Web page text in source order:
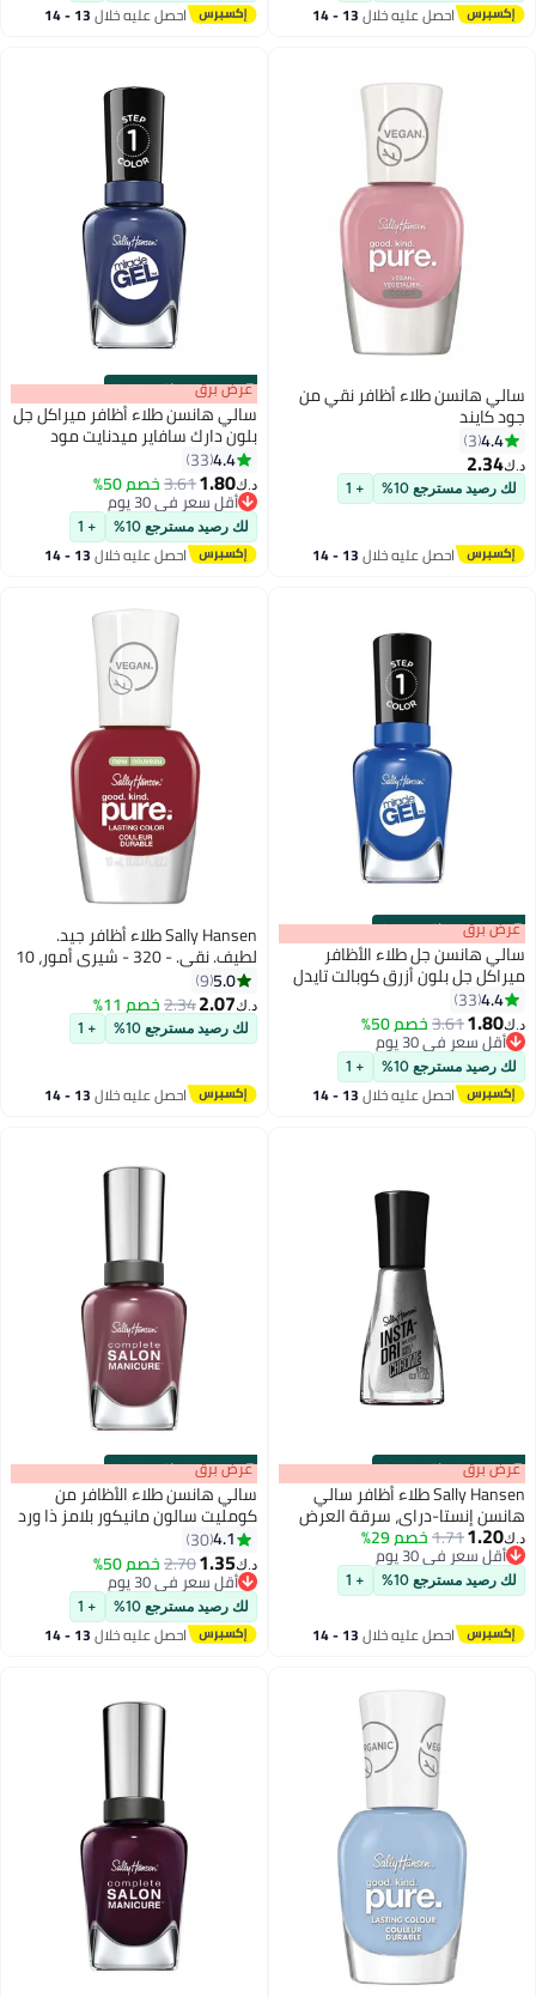
احصل عليه خلال 13 - 14 احصل عليه خلال 13 - 14
سالي هانسن طلاء أظافر نقي من
جود كايند
4.4
3
د.ك‏2.34
لك رصيد مسترجع 10% + 1
احصل عليه خلال 13 - 14
00m:00s
·باقي 100% عرض برق
سالي هانسن طلاء أظافر ميراكل جل
بلون دارك سافاير ميدنايت مود
4.4
33
د.ك‏1.80
3.61خصم 50%
أقل سعر في 30 يوم
أقل سعر في 30 يوم
لك رصيد مسترجع 10% + 1
احصل عليه خلال 13 - 14
00m:00s
·باقي 100% عرض برق
سالي هانسن جل طلاء الأظافر
ميراكل جل بلون أزرق كوبالت تايدل
ويف4.4
33
د.ك‏1.80
3.61خصم 50%
أقل سعر في 30 يوم
أقل سعر في 30 يوم
لك رصيد مسترجع 10% + 1
احصل عليه خلال 13 - 14
12
Sally Hansen طلاء أظافر جيد.
لطيف. نقي. - 320 - شيري أمور، 10
مل5.0
9
د.ك‏2.07
2.34خصم 11%
لك رصيد مسترجع 10% + 1
احصل عليه خلال 13 - 14
00m:00s
·باقي 100% عرض برق
Sally Hansen طلاء أظافر سالي
هانسن إنستا-دراي، سرقة العرض
د.ك‏1.20
1.71خصم 29%
أقل سعر في 30 يوم
أقل سعر في 30 يوم
لك رصيد مسترجع 10% + 1
احصل عليه خلال 13 - 14
00m:00s
·باقي 100% عرض برق
سالي هانسن طلاء الأظافر من
كومليت سالون مانيكور بلامز ذا ورد
4.1
30
د.ك‏1.35
2.70خصم 50%
أقل سعر في 30 يوم
أقل سعر في 30 يوم
لك رصيد مسترجع 10% + 1
احصل عليه خلال 13 - 14